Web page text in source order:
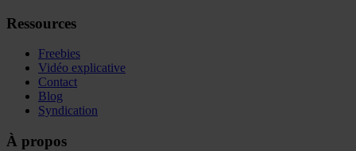
Ressources
Freebies
Vidéo explicative
Contact
Blog
Syndication
À propos